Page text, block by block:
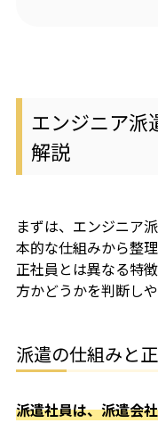
エンジニア派
解説
まずは、エンジニア
本的な仕組みから整
正社員とは異なる特
方かどうかを判断しや
派遣の仕組みと
派遣社員は、派遣会